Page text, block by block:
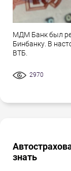
МДМ Банк был
Бинбанку. В
ВТБ.
2970
знать